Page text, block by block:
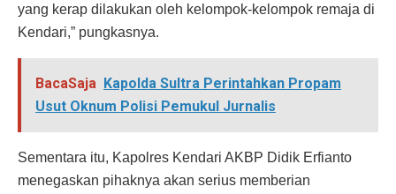
yang kerap dilakukan oleh kelompok-kelompok remaja di
Kendari,” pungkasnya.
BacaSaja Kapolda Sultra Perintahkan Propam
Usut Oknum Polisi Pemukul Jurnalis
Sementara itu, Kapolres Kendari AKBP Didik Erfianto
menegaskan pihaknya akan serius memberian